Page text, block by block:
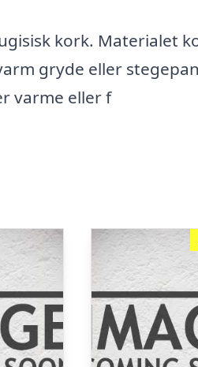
kork. Materialet
gryde eller
varme eller f